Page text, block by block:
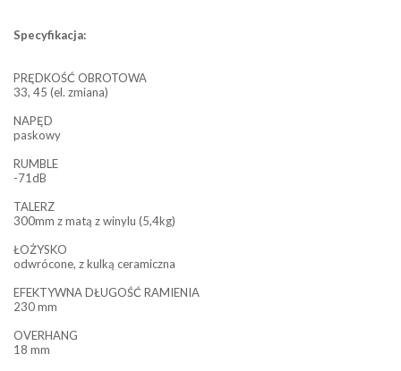
Specyfikacja:
PRĘDKOŚĆ OBROTOWA
33, 45 (el. zmiana)
NAPĘD
paskowy
RUMBLE
-71dB
TALERZ
300mm z matą z winylu (5,4kg)
ŁOŻYSKO
odwrócone, z kulką ceramiczna
EFEKTYWNA DŁUGOŚĆ RAMIENIA
230 mm
OVERHANG
18 mm